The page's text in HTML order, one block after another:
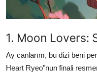
1. Moon Lovers:
Ay canlarım, bu dizi beni
Heart Ryeo"nun finali